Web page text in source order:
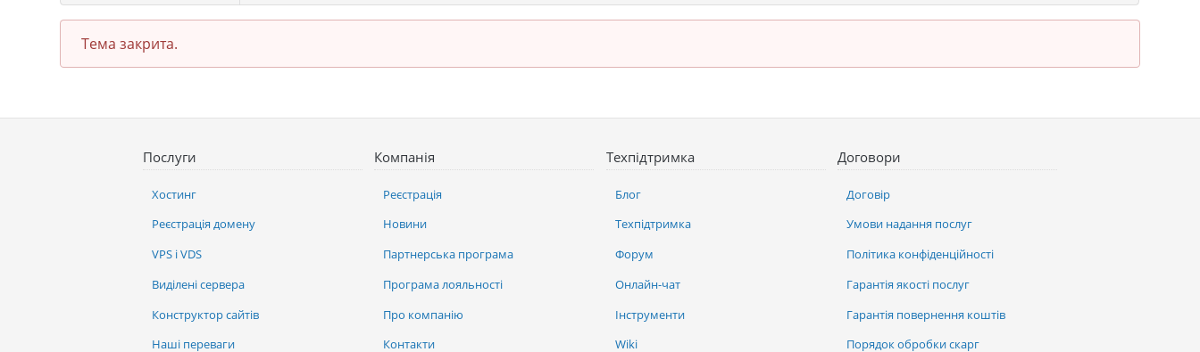
Тема закрита.
Послуги
Хостинг
Реєстрація домену
VPS і VDS
Виділені сервера
Конструктор сайтів
Наші переваги
Компанія
Реєстрація
Новини
Партнерська програма
Програма лояльності
Про компанію
Контакти
Техпідтримка
Блог
Техпідтримка
Форум
Онлайн-чат
Інструменти
Wiki
Договори
Договір
Умови надання послуг
Політика конфіденційності
Гарантія якості послуг
Гарантія повернення коштів
Порядок обробки скарг